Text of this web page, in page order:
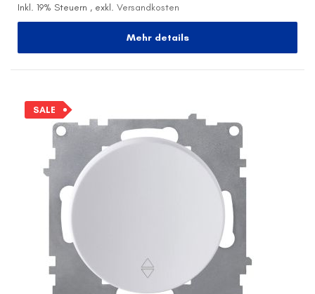
Inkl. 19% Steuern , exkl. Versandkosten
Mehr details
SALE